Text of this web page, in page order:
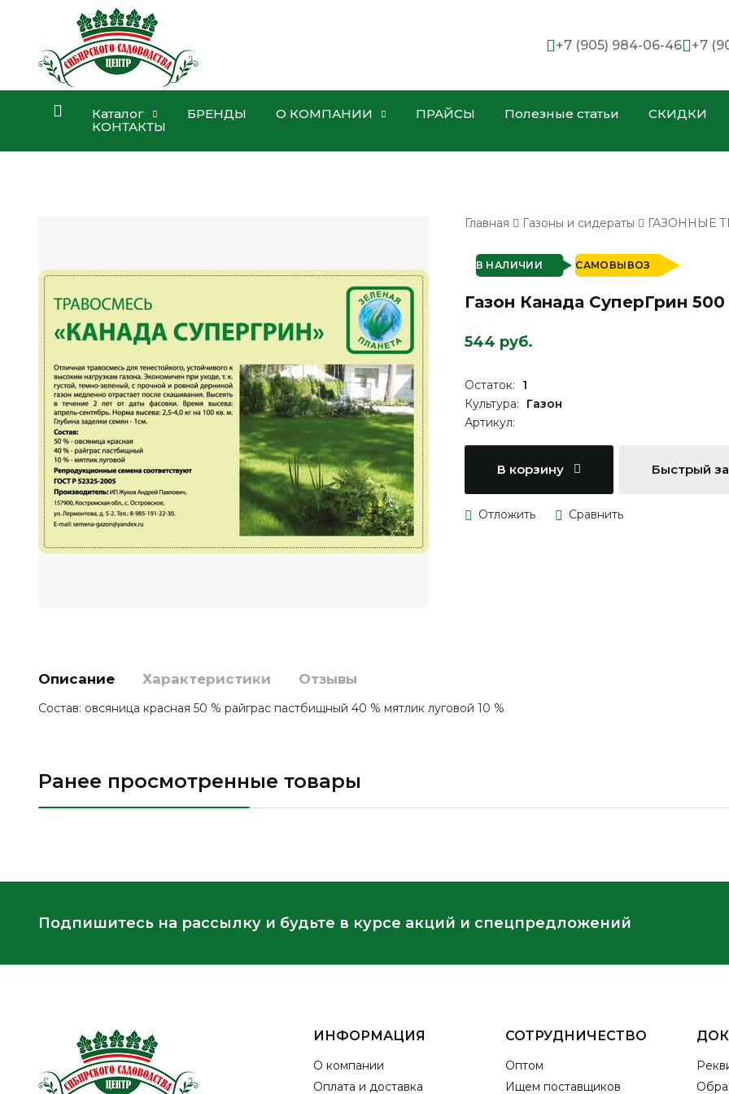
+7 (905) 984-06-46 +7
Каталог БРЕНДЫ О КОМПАНИИ ПРАЙСЫ Полезные статьи
СКИДКИ
КОНТАКТЫ
Главная Газоны и сидераты ГАЗОННЫЕ
В НАЛИЧИИ САМОВЫВОЗ
Газон Канада СуперГрин 500
544 руб.
Остаток:
1
Культура:
Газон
Артикул:
В корзину Быстрый
Описание Характеристики Отзывы
Состав: овсяница красная 50 % райграс пастбищный 40 % мятлик луговой 10 %
Ранее просмотренные товары
Подпишитесь на рассылку и будьте в курсе акций и спецпредложений
ИНФОРМАЦИЯ
О компании
Оплата и доставка
СОТРУДНИЧЕСТВО
Оптом
Ищем поставщиков